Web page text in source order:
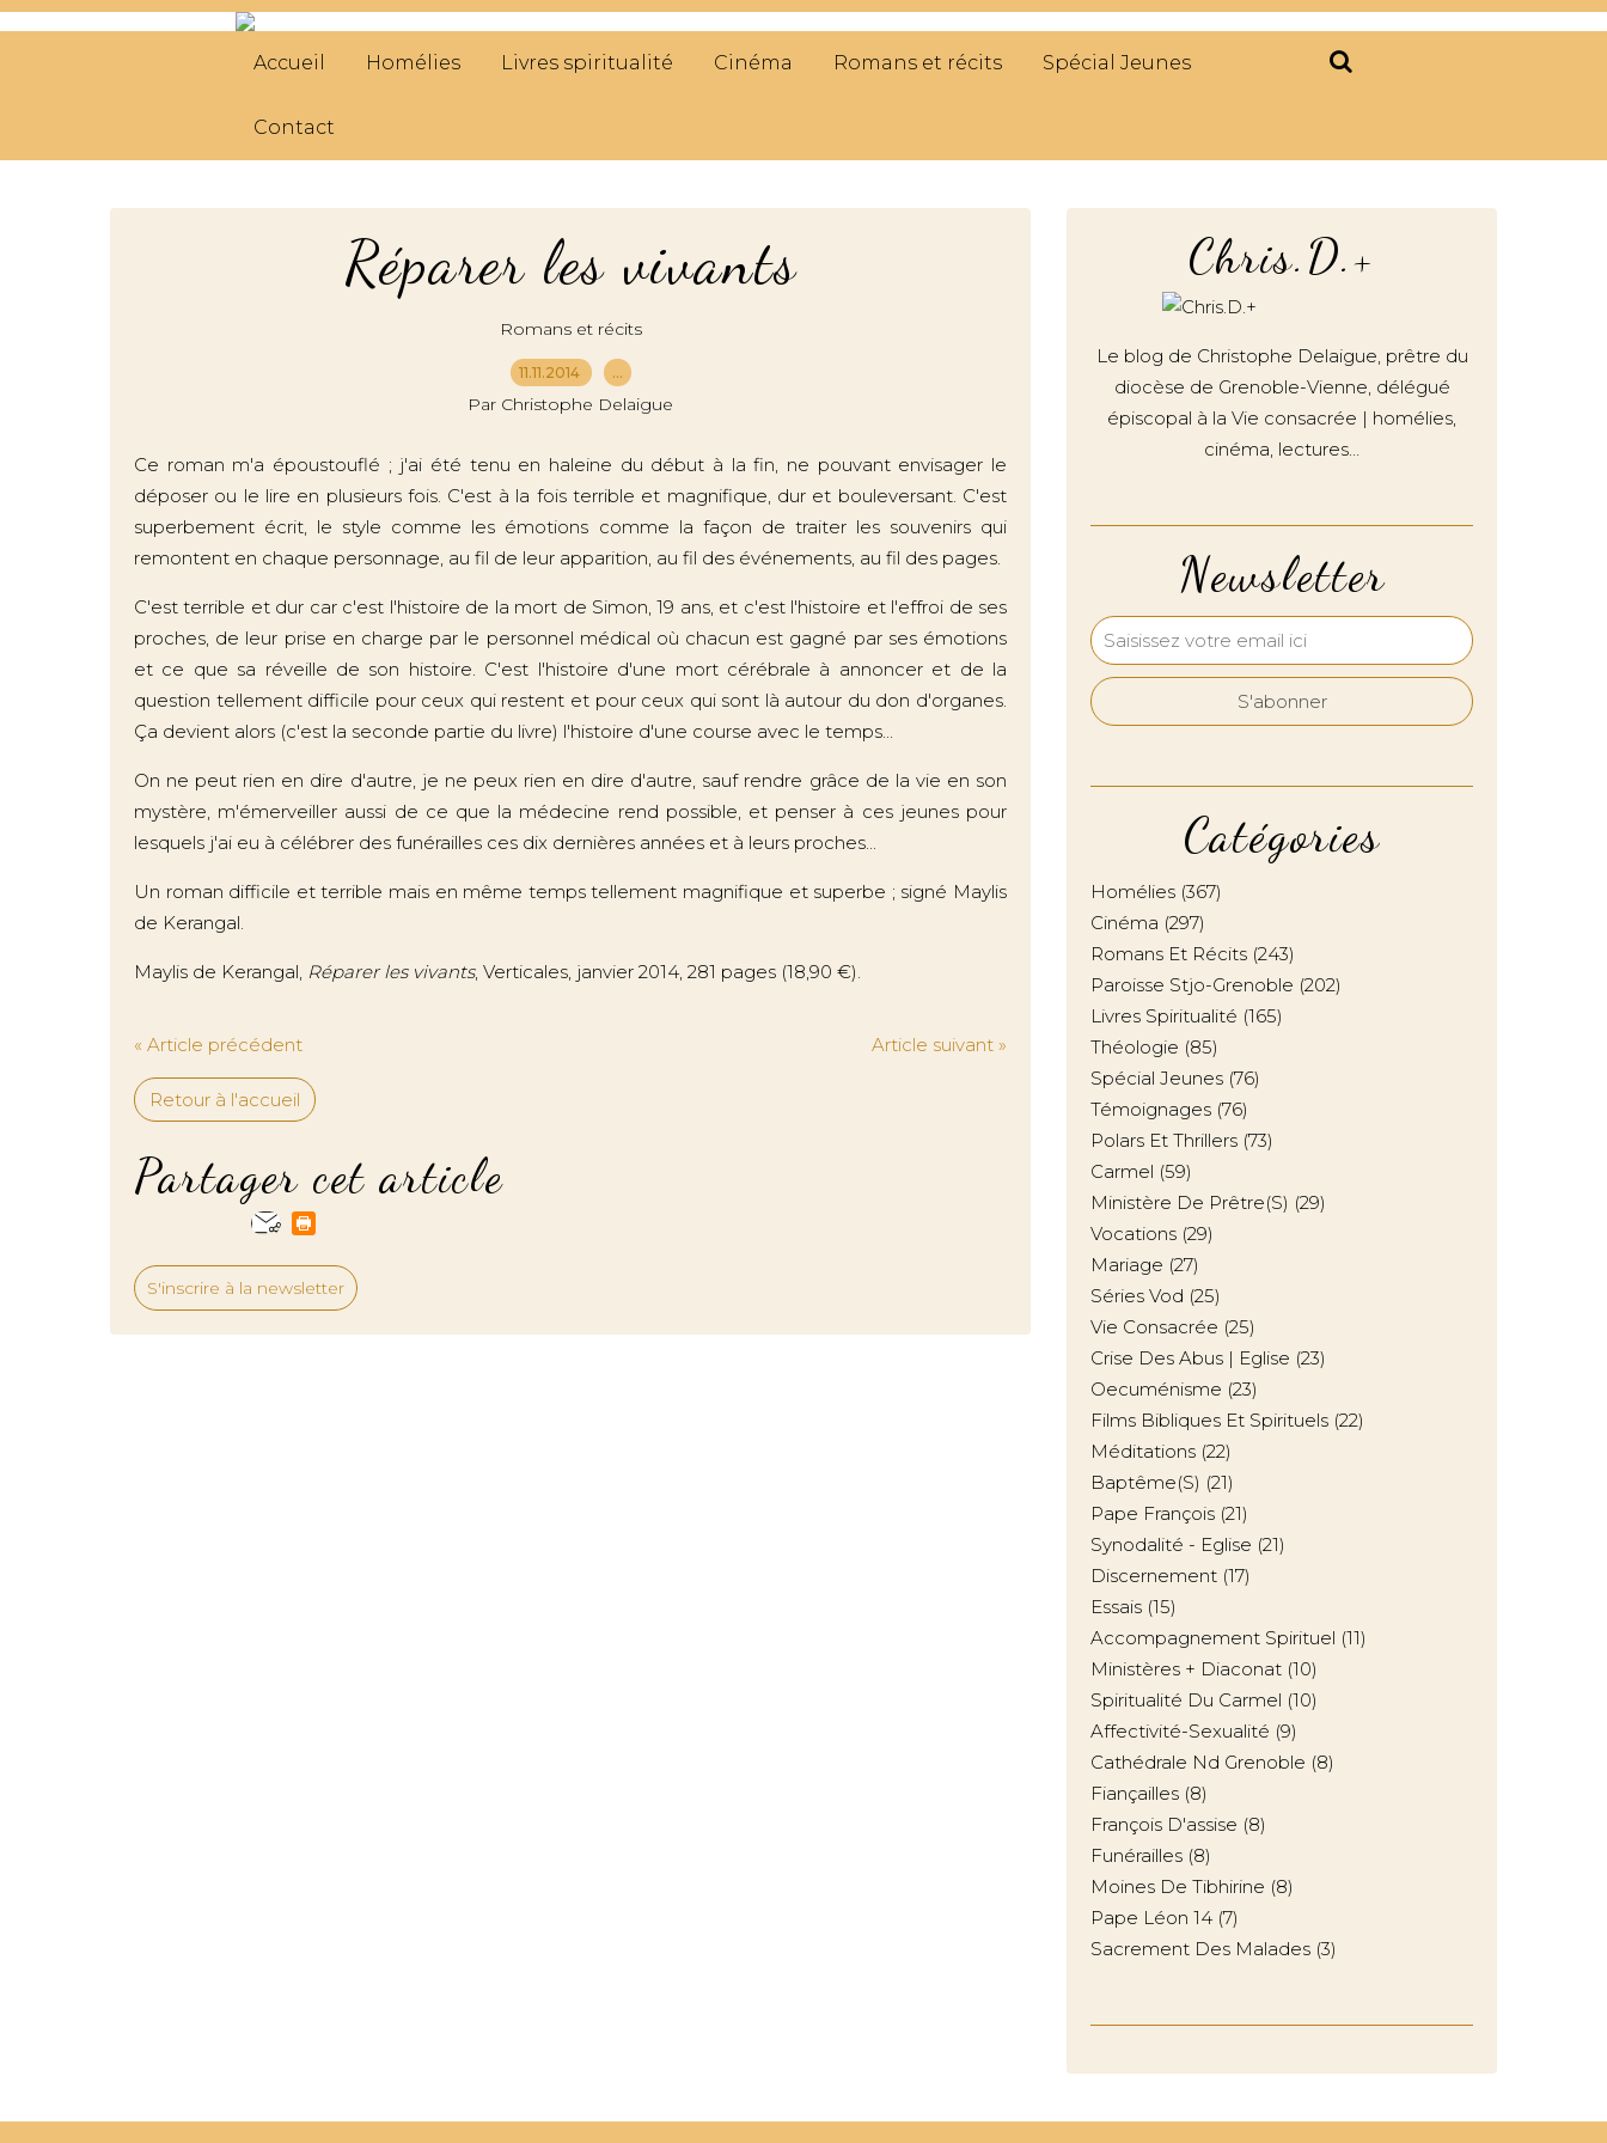
Accueil Homélies Livres spiritualité Cinéma Romans et récits Spécial Jeunes
Contact
Réparer les vivants
Romans et récits
11.11.2014 …
Par Christophe Delaigue
Ce roman m'a époustouflé ; j'ai été tenu en haleine du début à la fin, ne pouvant envisager le
déposer ou le lire en plusieurs fois. C'est à la fois terrible et magnifique, dur et bouleversant. C'est
superbement écrit, le style comme les émotions comme la façon de traiter les souvenirs qui
remontent en chaque personnage, au fil de leur apparition, au fil des événements, au fil des pages.
C'est terrible et dur car c'est l'histoire de la mort de Simon, 19 ans, et c'est l'histoire et l'effroi de ses
proches, de leur prise en charge par le personnel médical où chacun est gagné par ses émotions
et ce que sa réveille de son histoire. C'est l'histoire d'une mort cérébrale à annoncer et de la
question tellement difficile pour ceux qui restent et pour ceux qui sont là autour du don d'organes.
Ça devient alors (c'est la seconde partie du livre) l'histoire d'une course avec le temps...
On ne peut rien en dire d'autre, je ne peux rien en dire d'autre, sauf rendre grâce de la vie en son
mystère, m'émerveiller aussi de ce que la médecine rend possible, et penser à ces jeunes pour
lesquels j'ai eu à célébrer des funérailles ces dix dernières années et à leurs proches...
Un roman difficile et terrible mais en même temps tellement magnifique et superbe ; signé Maylis
de Kerangal.
Maylis de Kerangal, Réparer les vivants, Verticales, janvier 2014, 281 pages (18,90 €).
« Article précédent Article suivant »
Retour à l'accueil
Partager cet article
S'inscrire à la newsletter
Newsletter
Catégories
Homélies (367)
Cinéma (297)
Romans Et Récits (243)
Paroisse Stjo-Grenoble (202)
Livres Spiritualité (165)
Théologie (85)
Spécial Jeunes (76)
Témoignages (76)
Polars Et Thrillers (73)
Carmel (59)
Ministère De Prêtre(s) (29)
Vocations (29)
Mariage (27)
Séries Vod (25)
Vie Consacrée (25)
Crise Des Abus | Eglise (23)
Oecuménisme (23)
Films Bibliques Et Spirituels (22)
Méditations (22)
Baptême(s) (21)
Pape François (21)
Synodalité - Eglise (21)
Discernement (17)
Essais (15)
Accompagnement Spirituel (11)
Ministères + Diaconat (10)
Spiritualité Du Carmel (10)
Affectivité-Sexualité (9)
Cathédrale Nd Grenoble (8)
Fiançailles (8)
François D'assise (8)
Funérailles (8)
Moines De Tibhirine (8)
Pape Léon 14 (7)
Sacrement Des Malades (3)
Chris.D.+
Le blog de Christophe Delaigue, prêtre du
diocèse de Grenoble-Vienne, délégué
épiscopal à la Vie consacrée | homélies,
cinéma, lectures…